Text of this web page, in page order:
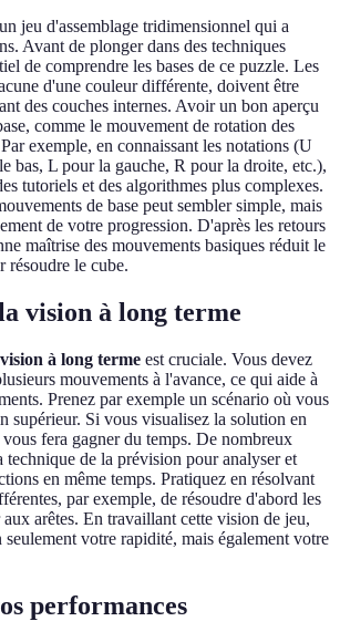
jeu d'assemblage tridimensionnel qui a
Avant de plonger dans des techniques
de comprendre les bases de ce puzzle. Les
d'une couleur différente, doivent être
des couches internes. Avoir un bon aperçu
comme le mouvement de rotation des
exemple, en connaissant les notations (U
bas, L pour la gauche, R pour la droite, etc.),
tutoriels et des algorithmes plus complexes.
de base peut sembler simple, mais
de votre progression. D'après les retours
maîtrise des mouvements basiques réduit le
résoudre le cube.
vision à long terme
vision à long terme est cruciale. Vous devez
mouvements à l'avance, ce qui aide à
Prenez par exemple un scénario où vous
supérieur. Si vous visualisez la solution en
vous fera gagner du temps. De nombreux
technique de la prévision pour analyser et
en même temps. Pratiquez en résolvant
par exemple, de résoudre d'abord les
aux arêtes. En travaillant cette vision de jeu,
votre rapidité, mais également votre
performances